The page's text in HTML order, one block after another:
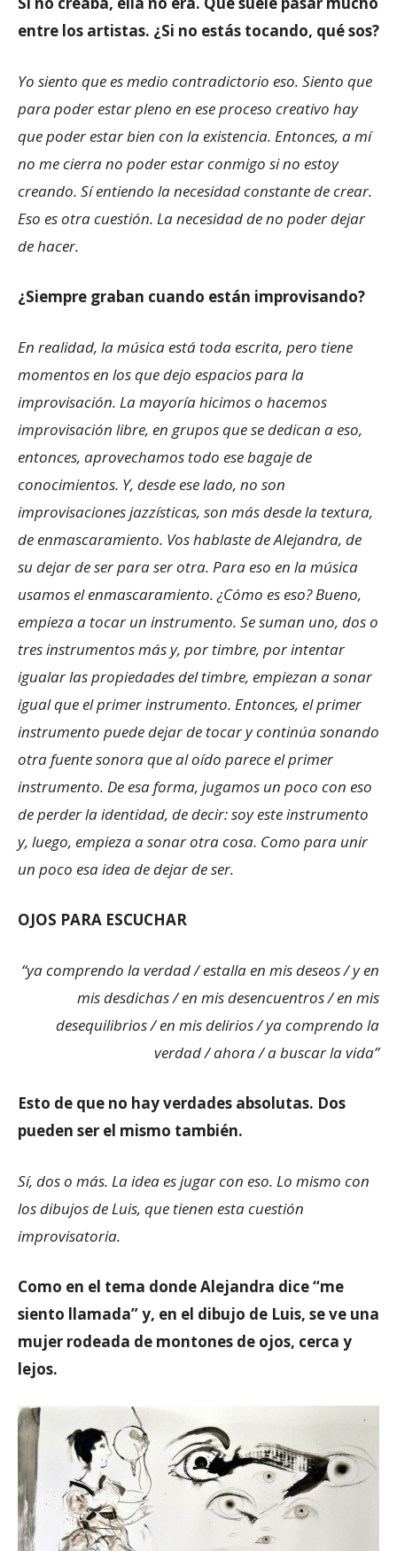
entre los artistas. ¿Si no estás tocando, qué sos?
Yo siento que es medio contradictorio eso. Siento que
para poder estar pleno en ese proceso creativo hay
que poder estar bien con la existencia. Entonces, a mí
no me cierra no poder estar conmigo si no estoy
creando. Sí entiendo la necesidad constante de crear.
Eso es otra cuestión. La necesidad de no poder dejar
de hacer.
¿Siempre graban cuando están improvisando?
En realidad, la música está toda escrita, pero tiene
momentos en los que dejo espacios para la
improvisación. La mayoría hicimos o hacemos
improvisación libre, en grupos que se dedican a eso,
entonces, aprovechamos todo ese bagaje de
conocimientos. Y, desde ese lado, no son
improvisaciones jazzísticas, son más desde la textura,
de enmascaramiento. Vos hablaste de Alejandra, de
su dejar de ser para ser otra. Para eso en la música
usamos el enmascaramiento. ¿Cómo es eso? Bueno,
empieza a tocar un instrumento. Se suman uno, dos o
tres instrumentos más y, por timbre, por intentar
igualar las propiedades del timbre, empiezan a sonar
igual que el primer instrumento. Entonces, el primer
instrumento puede dejar de tocar y continúa sonando
otra fuente sonora que al oído parece el primer
instrumento. De esa forma, jugamos un poco con eso
de perder la identidad, de decir: soy este instrumento
y, luego, empieza a sonar otra cosa. Como para unir
un poco esa idea de dejar de ser.
OJOS PARA ESCUCHAR
“ya comprendo la verdad / estalla en mis deseos / y en
mis desdichas / en mis desencuentros / en mis
desequilibrios / en mis delirios / ya comprendo la
verdad / ahora / a buscar la vida”
Esto de que no hay verdades absolutas. Dos
pueden ser el mismo también.
Sí, dos o más. La idea es jugar con eso. Lo mismo con
los dibujos de Luis, que tienen esta cuestión
improvisatoria.
Como en el tema dondeAlejandra dice “me
siento llamada” y, en el dibujo de Luis, se ve una
mujer rodeada de montones de ojos, cerca y
lejos.